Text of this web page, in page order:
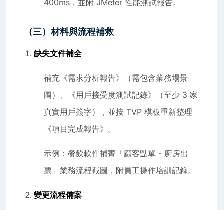
400ms，並附 JMeter 性能測試報告。
（三）材料與流程補救
缺失文件補全
補充《需求分析報告》（需包含業務場景
圖）、《用戶接受度測試記錄》（至少 3 家
真實用戶簽字），並按 TVP 模板重新整理
《項目完成報告》。
示例：餐飲軟件補齊「顧客點單 - 廚房出
票」業務流程截圖，附員工操作培訓記錄。
變更流程備案